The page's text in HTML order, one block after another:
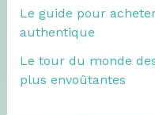
Le guide pour
authentique
Le tour du monde
plus envoûtantes